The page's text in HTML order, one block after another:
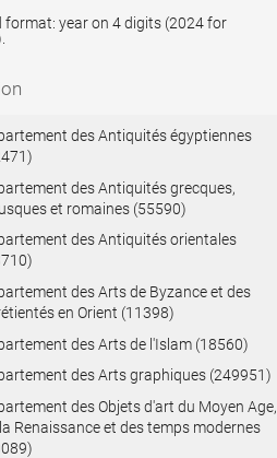
format: year on 4 digits (2024 for
des Antiquités égyptiennes
des Antiquités grecques,
et romaines (55590)
des Antiquités orientales
des Arts de Byzance et des
en Orient (11398)
des Arts de l'Islam (18560)
des Arts graphiques (249951)
des Objets d'art du Moyen Age,
Renaissance et des temps modernes